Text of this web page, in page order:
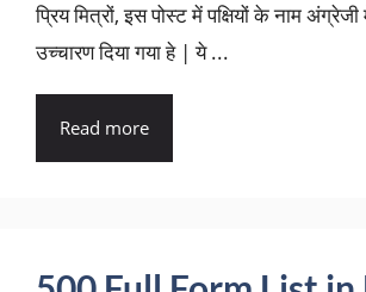
प्रिय मित्रों, इस पोस्ट में पक्षियों के नाम
उच्चारण दिया गया हे | ये ...
Read more